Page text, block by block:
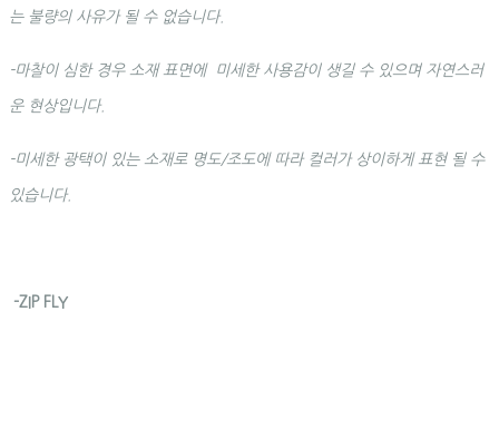
는 불량의 사유가 될 수 없습니다.
-마찰이 심한 경우 소재 표면에 미세한 사용감이 생길 수 있으며 자연스러
운 현상입니다.
-미세한 광택이 있는 소재로 명도/조도에 따라 컬러가 상이하게 표현 될 수
있습니다.
-ZIP FLY